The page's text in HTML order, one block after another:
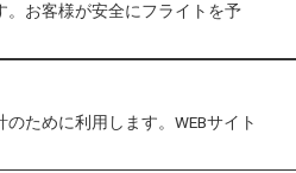
。お客様が安全にフライトを予
ために利用します。WEBサイト